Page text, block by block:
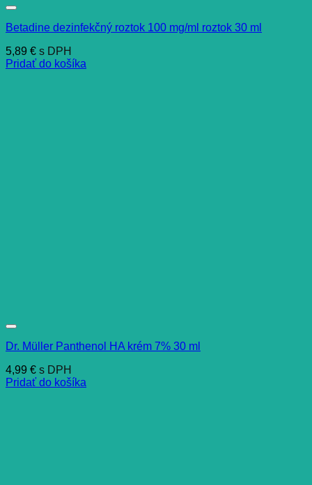
Betadine dezinfekčný roztok 100 mg/ml roztok 30 ml
5,89 € s DPH
Pridať do košíka
Dr. Müller Panthenol HA krém 7% 30 ml
4,99 € s DPH
Pridať do košíka